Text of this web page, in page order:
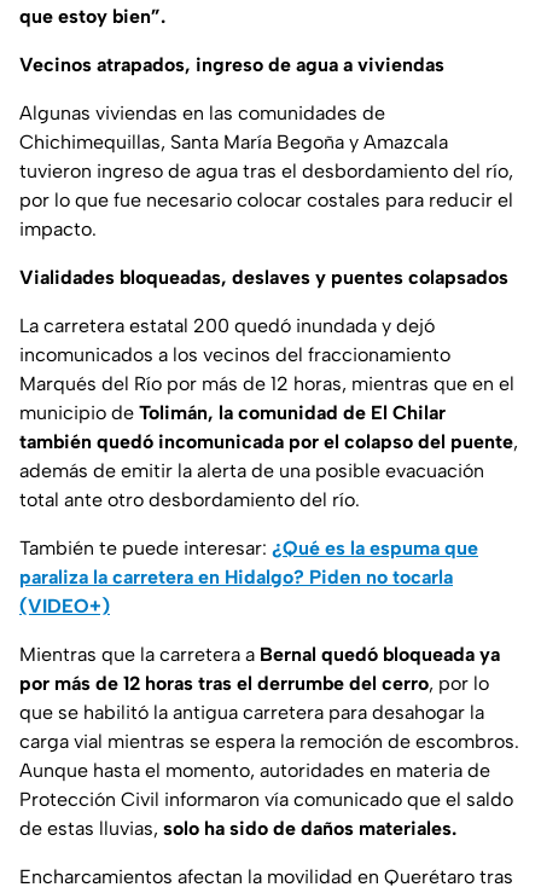
que estoy bien”.
Vecinos atrapados, ingreso de agua a viviendas
Algunas viviendas en las comunidades de
Chichimequillas, Santa María Begoña y Amazcala
tuvieron ingreso de agua tras el desbordamiento del río,
por lo que fue necesario colocar costales para reducir el
impacto.
Vialidades bloqueadas, deslaves y puentes colapsados
La carretera estatal 200 quedó inundada y dejó
incomunicados a los vecinos del fraccionamiento
Marqués del Río por más de 12 horas, mientras que en el
municipio de Tolimán, la comunidad de El Chilar
también quedó incomunicada por el colapso del puente,
además de emitir la alerta de una posible evacuación
total ante otro desbordamiento del río.
También te puede interesar: ¿Qué es la espuma que
paraliza la carretera en Hidalgo? Piden no tocarla
(VIDEO+)
Mientras que la carretera a Bernal quedó bloqueada ya
por más de 12 horas tras el derrumbe del cerro, por lo
que se habilitó la antigua carretera para desahogar la
carga vial mientras se espera la remoción de escombros.
Aunque hasta el momento, autoridades en materia de
Protección Civil informaron vía comunicado que el saldo
de estas lluvias, solo ha sido de daños materiales.
Encharcamientos afectan la movilidad en Querétaro tras